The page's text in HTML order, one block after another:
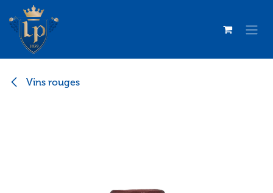
Se rendre au contenu
Vins rouges